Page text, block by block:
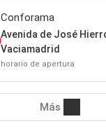
Conforama
Avenida de José
Vaciamadrid
horario de apertura
Más